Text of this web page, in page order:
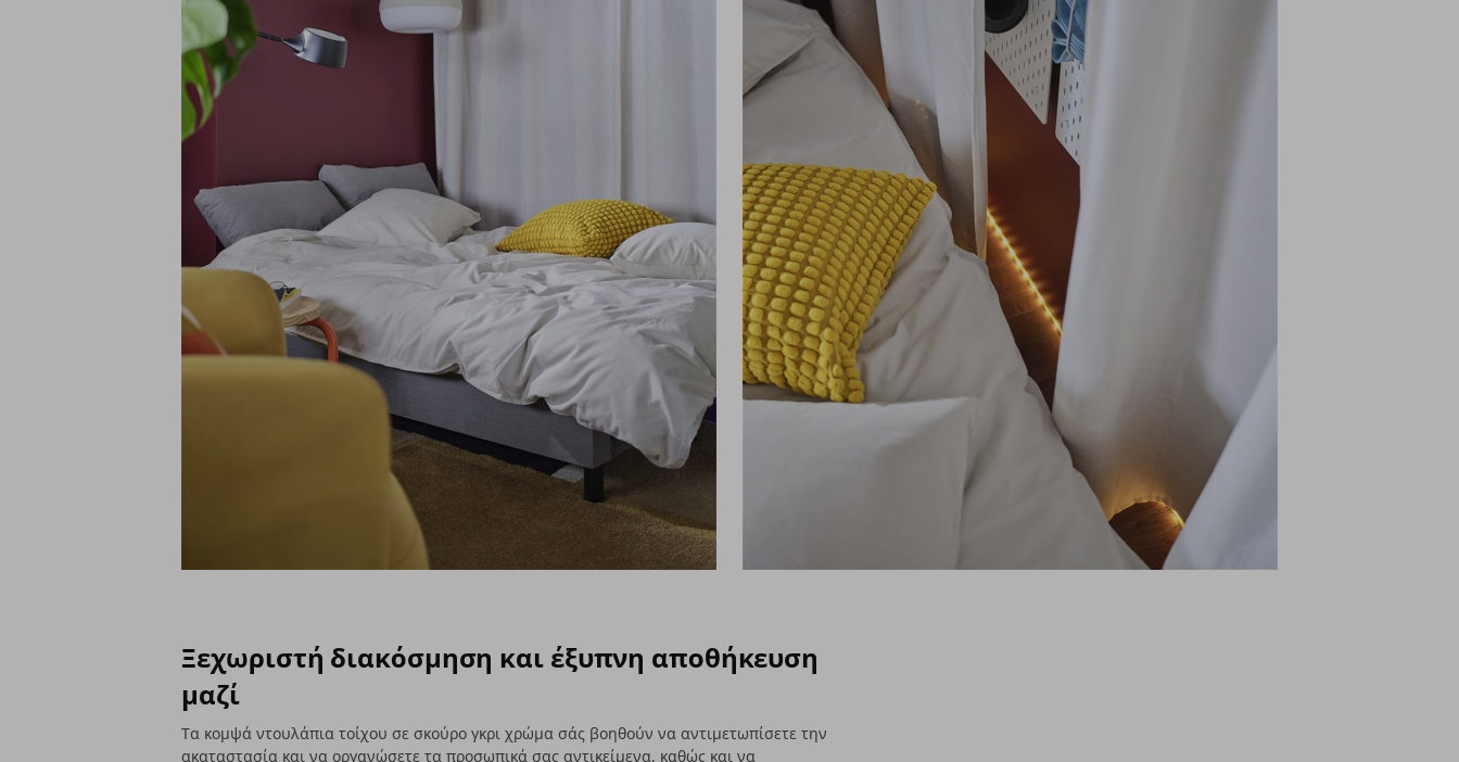
Ξεχωριστή διακόσμηση και έξυπνη αποθήκευση
μαζί
Τα κομψά ντουλάπια τοίχου σε σκούρο γκρι χρώμα σάς βοηθούν να αντιμετωπίσετε την
ακαταστασία και να οργανώσετε τα προσωπικά σας αντικείμενα, καθώς και να